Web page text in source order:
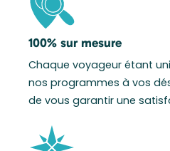
100% sur mesure
Chaque voyageur étant
nos programmes à vos
de vous garantir une